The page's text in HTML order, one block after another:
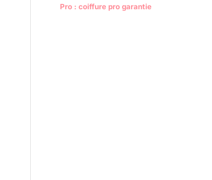
Pro : coiffure pro garantie